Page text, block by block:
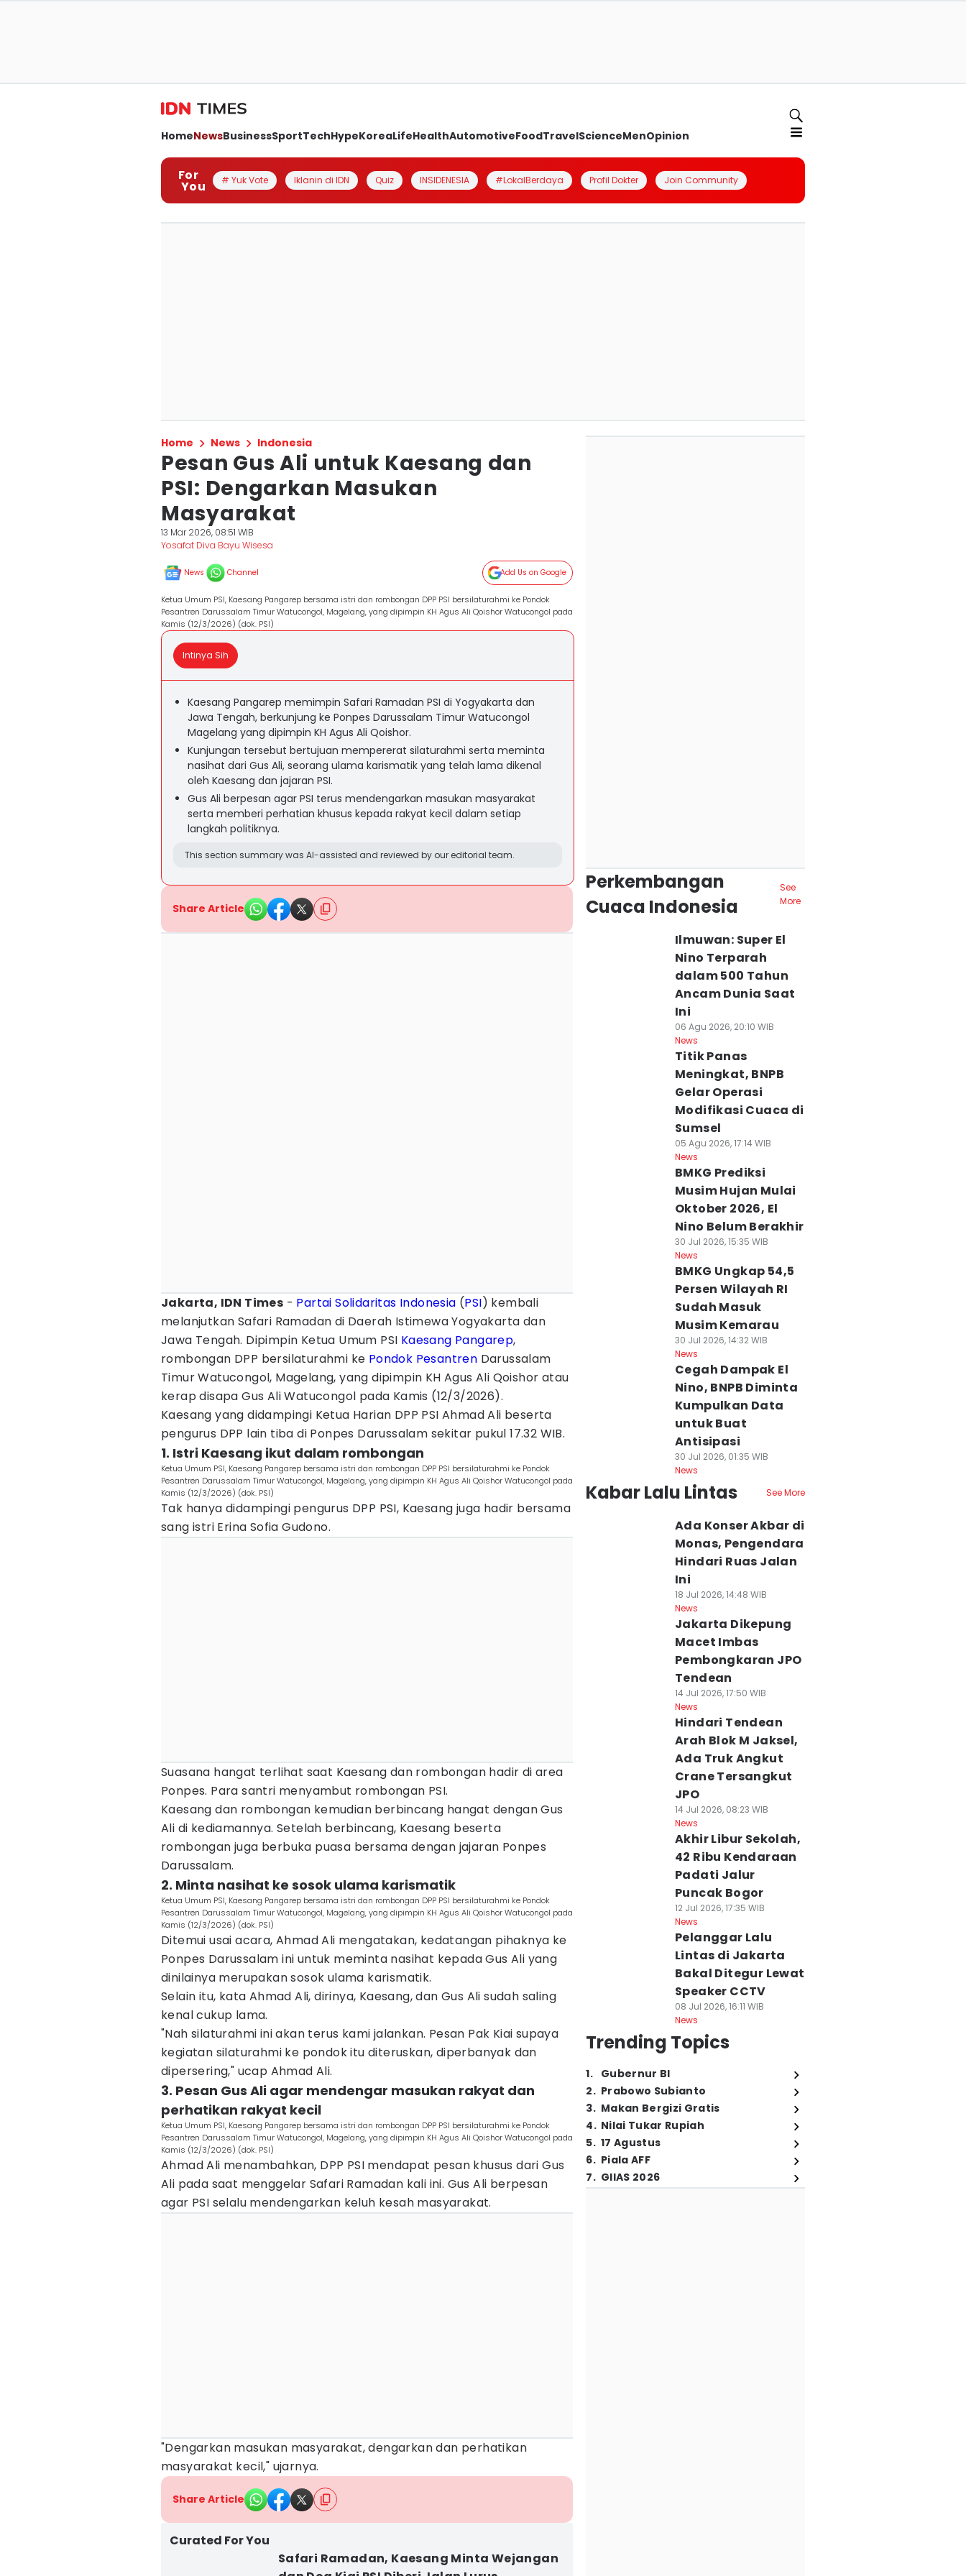
HomeNewsBusinessSportTechHypeKoreaLifeHealthAutomotiveFoodTravelScienceMenOpinion
For
You # Yuk Vote Iklanin di IDN Quiz INSIDENESIA #LokalBerdaya Profil Dokter Join Community
Home News Indonesia
Pesan Gus Ali untuk Kaesang dan
PSI: Dengarkan Masukan
Masyarakat
13 Mar 2026, 08:51 WIB
Yosafat Diva Bayu Wisesa
News Channel Add Us on Google
Ketua Umum PSI, Kaesang Pangarep bersama istri dan rombongan DPP PSI bersilaturahmi ke Pondok
Pesantren Darussalam Timur Watucongol, Magelang, yang dipimpin KH Agus Ali Qoishor Watucongol pada
Kamis (12/3/2026) (dok. PSI)
Intinya Sih
Kaesang Pangarep memimpin Safari Ramadan PSI di Yogyakarta dan
Jawa Tengah, berkunjung ke Ponpes Darussalam Timur Watucongol
Magelang yang dipimpin KH Agus Ali Qoishor.
Kunjungan tersebut bertujuan mempererat silaturahmi serta meminta
nasihat dari Gus Ali, seorang ulama karismatik yang telah lama dikenal
oleh Kaesang dan jajaran PSI.
Gus Ali berpesan agar PSI terus mendengarkan masukan masyarakat
serta memberi perhatian khusus kepada rakyat kecil dalam setiap
langkah politiknya.
This section summary was AI-assisted and reviewed by our editorial team.
Share Article
Jakarta, IDN Times - Partai Solidaritas Indonesia (PSI) kembali
melanjutkan Safari Ramadan di Daerah Istimewa Yogyakarta dan
Jawa Tengah. Dipimpin Ketua Umum PSI Kaesang Pangarep,
rombongan DPP bersilaturahmi ke Pondok Pesantren Darussalam
Timur Watucongol, Magelang, yang dipimpin KH Agus Ali Qoishor atau
kerap disapa Gus Ali Watucongol pada Kamis (12/3/2026).
Kaesang yang didampingi Ketua Harian DPP PSI Ahmad Ali beserta
pengurus DPP lain tiba di Ponpes Darussalam sekitar pukul 17.32 WIB.
1. Istri Kaesang ikut dalam rombongan
Ketua Umum PSI, Kaesang Pangarep bersama istri dan rombongan DPP PSI bersilaturahmi ke Pondok
Pesantren Darussalam Timur Watucongol, Magelang, yang dipimpin KH Agus Ali Qoishor Watucongol pada
Kamis (12/3/2026) (dok. PSI)
Tak hanya didampingi pengurus DPP PSI, Kaesang juga hadir bersama
sang istri Erina Sofia Gudono.
Suasana hangat terlihat saat Kaesang dan rombongan hadir di area
Ponpes. Para santri menyambut rombongan PSI.
Kaesang dan rombongan kemudian berbincang hangat dengan Gus
Ali di kediamannya. Setelah berbincang, Kaesang beserta
rombongan juga berbuka puasa bersama dengan jajaran Ponpes
Darussalam.
2. Minta nasihat ke sosok ulama karismatik
Ketua Umum PSI, Kaesang Pangarep bersama istri dan rombongan DPP PSI bersilaturahmi ke Pondok
Pesantren Darussalam Timur Watucongol, Magelang, yang dipimpin KH Agus Ali Qoishor Watucongol pada
Kamis (12/3/2026) (dok. PSI)
Ditemui usai acara, Ahmad Ali mengatakan, kedatangan pihaknya ke
Ponpes Darussalam ini untuk meminta nasihat kepada Gus Ali yang
dinilainya merupakan sosok ulama karismatik.
Selain itu, kata Ahmad Ali, dirinya, Kaesang, dan Gus Ali sudah saling
kenal cukup lama.
"Nah silaturahmi ini akan terus kami jalankan. Pesan Pak Kiai supaya
kegiatan silaturahmi ke pondok itu diteruskan, diperbanyak dan
dipersering," ucap Ahmad Ali.
3. Pesan Gus Ali agar mendengar masukan rakyat dan
perhatikan rakyat kecil
Ketua Umum PSI, Kaesang Pangarep bersama istri dan rombongan DPP PSI bersilaturahmi ke Pondok
Pesantren Darussalam Timur Watucongol, Magelang, yang dipimpin KH Agus Ali Qoishor Watucongol pada
Kamis (12/3/2026) (dok. PSI)
Ahmad Ali menambahkan, DPP PSI mendapat pesan khusus dari Gus
Ali pada saat menggelar Safari Ramadan kali ini. Gus Ali berpesan
agar PSI selalu mendengarkan keluh kesah masyarakat.
"Dengarkan masukan masyarakat, dengarkan dan perhatikan
masyarakat kecil," ujarnya.
Share Article
Curated For You
Safari Ramadan, Kaesang Minta Wejangan
Perkembangan
Cuaca Indonesia
See
More
Ilmuwan: Super El
Nino Terparah
dalam 500 Tahun
Ancam Dunia Saat
Ini
06 Agu 2026, 20:10 WIB
News
Titik Panas
Meningkat, BNPB
Gelar Operasi
Modifikasi Cuaca di
Sumsel
05 Agu 2026, 17:14 WIB
News
BMKG Prediksi
Musim Hujan Mulai
Oktober 2026, El
Nino Belum Berakhir
30 Jul 2026, 15:35 WIB
News
BMKG Ungkap 54,5
Persen Wilayah RI
Sudah Masuk
Musim Kemarau
30 Jul 2026, 14:32 WIB
News
Cegah Dampak El
Nino, BNPB Diminta
Kumpulkan Data
untuk Buat
Antisipasi
30 Jul 2026, 01:35 WIB
News
Kabar Lalu Lintas See More
Ada Konser Akbar di
Monas, Pengendara
Hindari Ruas Jalan
Ini
18 Jul 2026, 14:48 WIB
News
Jakarta Dikepung
Macet Imbas
Pembongkaran JPO
Tendean
14 Jul 2026, 17:50 WIB
News
Hindari Tendean
Arah Blok M Jaksel,
Ada Truk Angkut
Crane Tersangkut
JPO
14 Jul 2026, 08:23 WIB
News
Akhir Libur Sekolah,
42 Ribu Kendaraan
Padati Jalur
Puncak Bogor
12 Jul 2026, 17:35 WIB
News
Pelanggar Lalu
Lintas di Jakarta
Bakal Ditegur Lewat
Speaker CCTV
08 Jul 2026, 16:11 WIB
News
Trending Topics
1. Gubernur BI
2. Prabowo Subianto
3. Makan Bergizi Gratis
4. Nilai Tukar Rupiah
5. 17 Agustus
6. Piala AFF
7. GIIAS 2026